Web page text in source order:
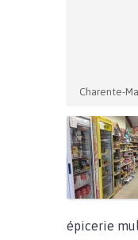
Charente-
épicerie